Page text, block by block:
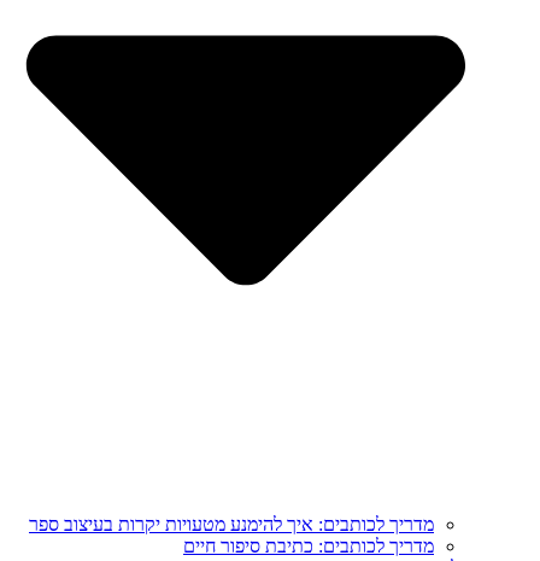
מדריך לכותבים: איך להימנע מטעויות יקרות בעיצוב ספר
מדריך לכותבים: כתיבת סיפור חיים